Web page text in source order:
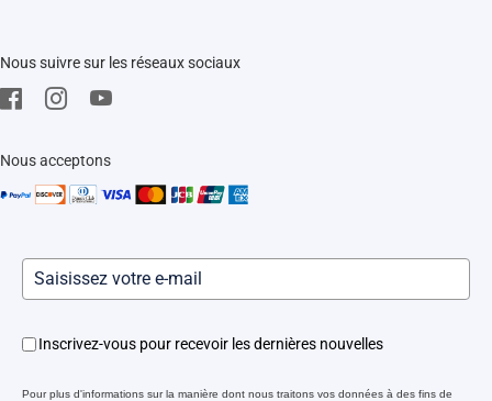
EZVIZ CSR
Mentions Légale
Télécharger
SAV
Nous suivre sur les réseaux sociaux
Nous acceptons
Inscrivez-vous pour recevoir les dernières nouvelles
Pour plus d'informations sur la manière dont nous traitons vos données à des fins de